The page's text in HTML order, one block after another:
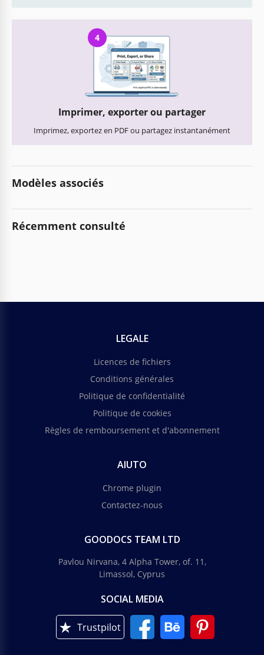
4
Imprimer, exporter ou partager
Imprimez, exportez en PDF ou partagez instantanément
Modèles associés
Récemment consulté
LEGALE
Licences de fichiers
Conditions générales
Politique de confidentialité
Politique de cookies
Règles de remboursement et d'abonnement
AIUTO
Chrome plugin
Contactez-nous
GOODOCS TEAM LTD
Pavlou Nirvana, 4 Alpha Tower, of. 11,
Limassol, Cyprus
SOCIAL MEDIA
Trustpilot